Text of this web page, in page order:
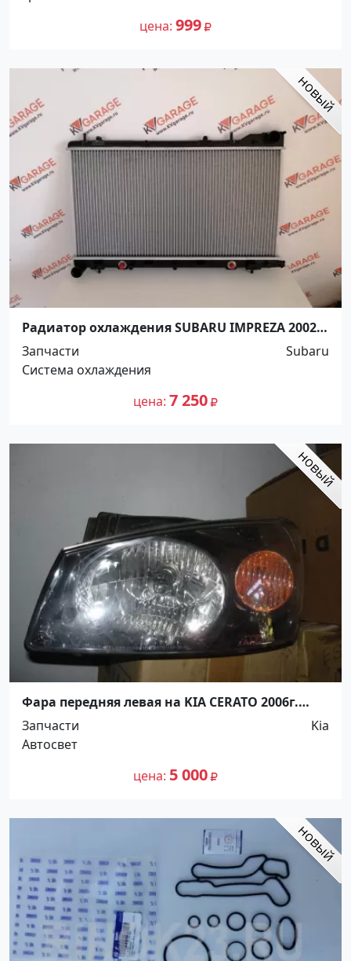
цена 999
Радиатор охлаждения SUBARU IMPREZA 2002-
2007 турбо Краснодар
Запчасти
Subaru
Система охлаждения
цена 7 250
Фара передняя левая на KIA CERATO 2006г.
Краснодар
Запчасти
Kia
Автосвет
цена 5 000